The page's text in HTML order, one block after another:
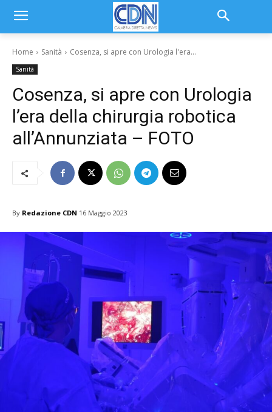
Home Sanità Cosenza, si apre con Urologia l'era...
Sanità
Cosenza, si apre con Urologia
l’era della chirurgia robotica
all’Annunziata – FOTO
By Redazione CDN 16 Maggio 2023